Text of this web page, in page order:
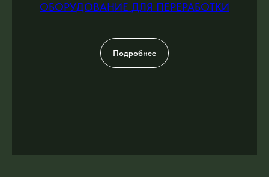
ОБОРУДОВАНИЕ ДЛЯ ПЕРЕРАБОТКИ
Подробнее